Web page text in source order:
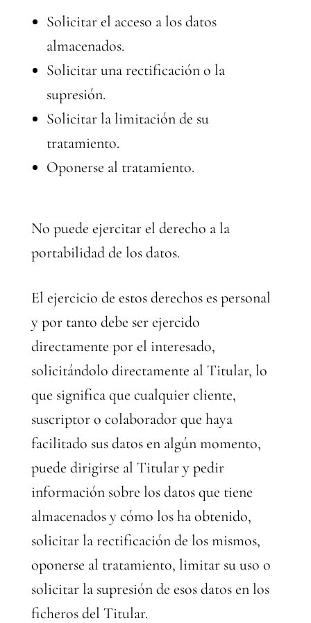
Solicitar el acceso a los datos
almacenados.
Solicitar una rectificación o la
supresión.
Solicitar la limitación de su
tratamiento.
Oponerse al tratamiento.
No puede ejercitar el derecho a la
portabilidad de los datos.
El ejercicio de estos derechos es personal
y por tanto debe ser ejercido
directamente por el interesado,
solicitándolo directamente al Titular, lo
que significa que cualquier cliente,
suscriptor o colaborador que haya
facilitado sus datos en algún momento,
puede dirigirse al Titular y pedir
información sobre los datos que tiene
almacenados y cómo los ha obtenido,
solicitar la rectificación de los mismos,
oponerse al tratamiento, limitar su uso o
solicitar la supresión de esos datos en los
ficheros del Titular.